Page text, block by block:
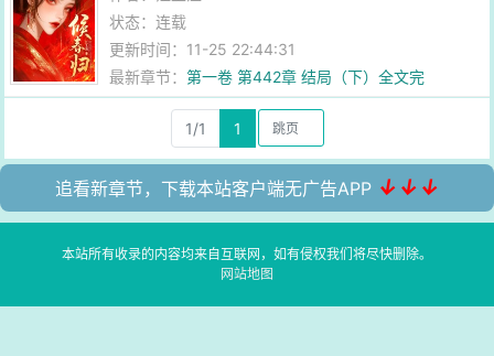
状态：连载
更新时间：11-25 22:44:31
最新章节：第一卷 第442章 结局（下）全文完
1/1 1
追看新章节，下载本站客户端无广告APP ↓↓↓
本站所有收录的内容均来自互联网，如有侵权我们将尽快删除。
网站地图